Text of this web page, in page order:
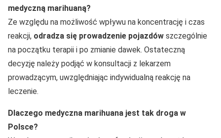
medyczną marihuaną?
Ze względu na możliwość wpływu na koncentrację i czas
reakcji, odradza się prowadzenie pojazdów szczególnie
na początku terapii i po zmianie dawek. Ostateczną
decyzję należy podjąć w konsultacji z lekarzem
prowadzącym, uwzględniając indywidualną reakcję na
leczenie.
Dlaczego medyczna marihuana jest tak droga w
Polsce?